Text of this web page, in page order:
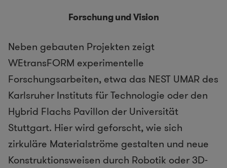
Forschung und Vision
Neben gebauten Projekten zeigt
WEtransFORM experimentelle
Forschungsarbeiten, etwa das NEST UMAR des
Karlsruher Instituts für Technologie oder den
Hybrid Flachs Pavillon der Universität
Stuttgart. Hier wird geforscht, wie sich
zirkuläre Materialströme gestalten und neue
Konstruktionsweisen durch Robotik oder 3D-